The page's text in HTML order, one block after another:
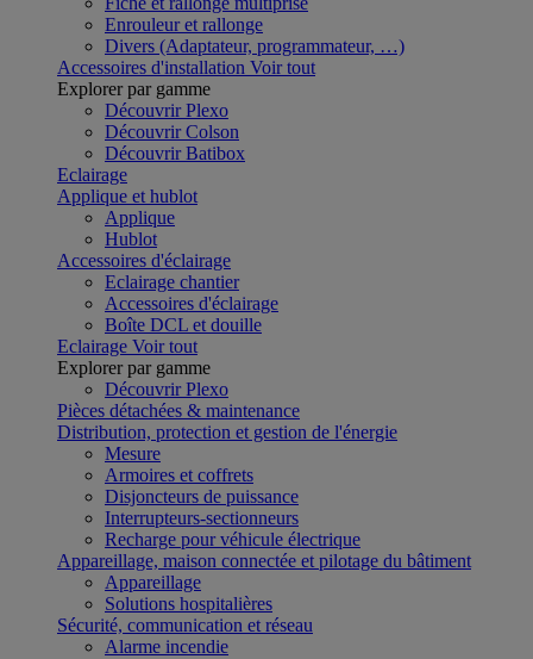
Enrouleur et rallonge
Divers (Adaptateur, programmateur, …)
Accessoires d'installation Voir tout
Explorer par gamme
Découvrir Plexo
Découvrir Colson
Découvrir Batibox
Eclairage
Applique et hublot
Applique
Hublot
Accessoires d'éclairage
Eclairage chantier
Accessoires d'éclairage
Boîte DCL et douille
Eclairage Voir tout
Explorer par gamme
Découvrir Plexo
Pièces détachées & maintenance
Distribution, protection et gestion de l'énergie
Mesure
Armoires et coffrets
Disjoncteurs de puissance
Interrupteurs-sectionneurs
Recharge pour véhicule électrique
Appareillage, maison connectée et pilotage du bâtiment
Appareillage
Solutions hospitalières
Sécurité, communication et réseau
Alarme incendie